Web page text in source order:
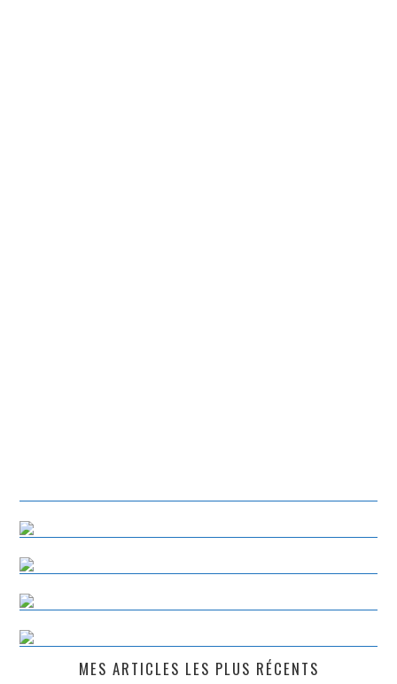
MES ARTICLES LES PLUS RÉCENTS